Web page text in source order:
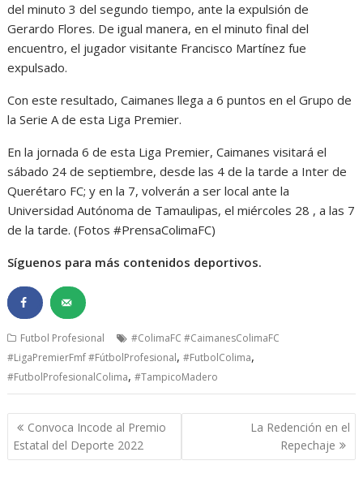
del minuto 3 del segundo tiempo, ante la expulsión de
Gerardo Flores. De igual manera, en el minuto final del
encuentro, el jugador visitante Francisco Martínez fue
expulsado.
Con este resultado, Caimanes llega a 6 puntos en el Grupo de
la Serie A de esta Liga Premier.
En la jornada 6 de esta Liga Premier, Caimanes visitará el
sábado 24 de septiembre, desde las 4 de la tarde a Inter de
Querétaro FC; y en la 7, volverán a ser local ante la
Universidad Autónoma de Tamaulipas, el miércoles 28 , a las 7
de la tarde. (Fotos #PrensaColimaFC)
Síguenos para más contenidos deportivos.
Futbol Profesional
#ColimaFC #CaimanesColimaFC
#LigaPremierFmf #FútbolProfesional,#FutbolColima,
#FutbolProfesionalColima,#TampicoMadero
Navegación
de
entradas
Convoca Incode al Premio
Estatal del Deporte 2022
La Redención en el
Repechaje